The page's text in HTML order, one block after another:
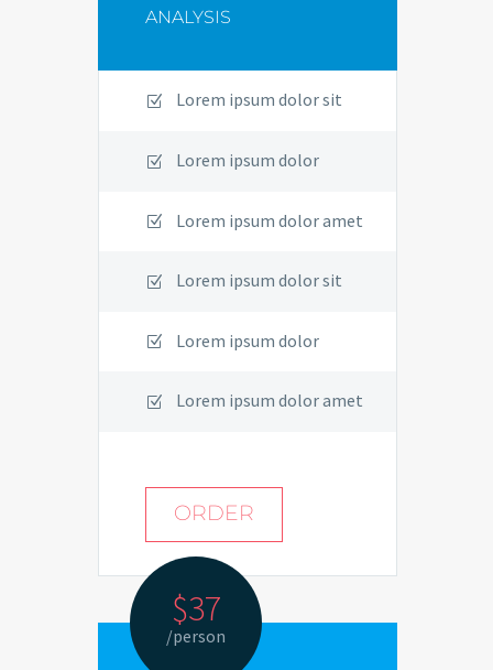
ANALYSIS
Lorem ipsum dolor sit
Lorem ipsum dolor
Lorem ipsum dolor amet
Lorem ipsum dolor sit
Lorem ipsum dolor
Lorem ipsum dolor amet
ORDER
$37
/person